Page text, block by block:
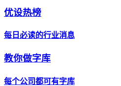
优设热榜
每日必读的行业消息
教你做字库
每个公司都可有字库